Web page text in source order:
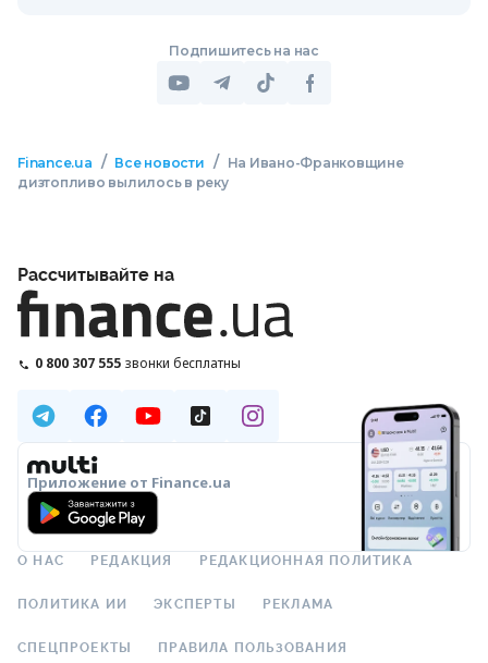
Подпишитесь на нас
Finance.ua / Все новости /
На Ивано-Франковщине
дизтопливо вылилось в реку
Рассчитывайте на
0 800 307 555 звонки бесплатны
Приложение от Finance.ua
О НАС РЕДАКЦИЯ РЕДАКЦИОННАЯ ПОЛИТИКА
ПОЛИТИКА ИИ ЭКСПЕРТЫ РЕКЛАМА
СПЕЦПРОЕКТЫ ПРАВИЛА ПОЛЬЗОВАНИЯ